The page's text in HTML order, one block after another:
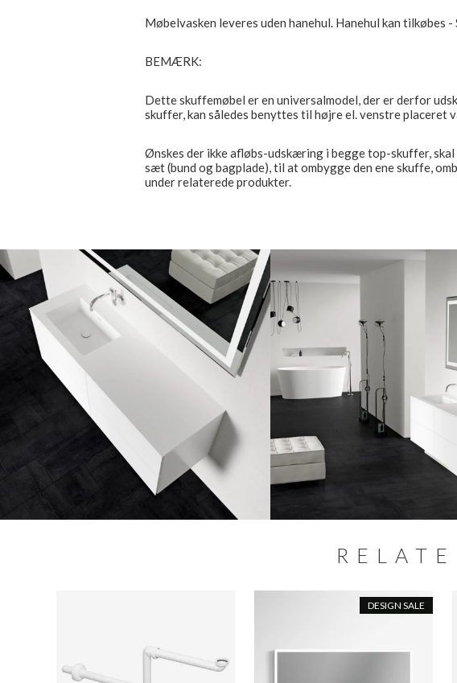
Møbelvasken leveres uden hanehul. Hanehul kan tilkøbes
BEMÆRK:
Dette skuffemøbel er en universalmodel, der er derfor
skuffer, kan således benyttes til højre el. venstre placeret
Ønskes der ikke afløbs-udskæring i begge top-skuffer,
sæt (bund og bagplade), til at ombygge den ene skuffe,
under relaterede produkter.
DESIGN SALE